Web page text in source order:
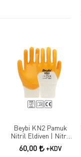
Beybi KN2 Pamuk
Nitril Eldiven | Nitril
Kaplama İş Güvenliği
Eldiveni
60,00 +KDV